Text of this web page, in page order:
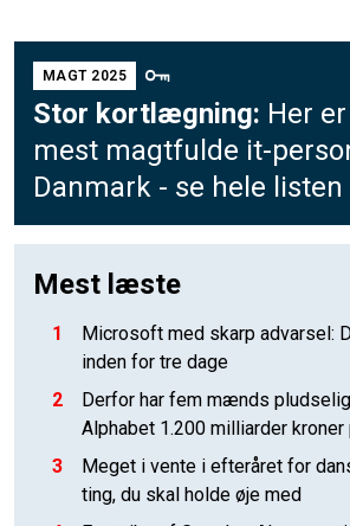
MAGT 2025
Stor kortlægning: Her
mest magtfulde it-
Danmark - se hele listen
Mest læste
1
Microsoft med skarp advarsel:
inden for tre dage
2
Derfor har fem mænds
Alphabet 1.200 milliarder
3
Meget i vente i efteråret for
ting, du skal holde øje med